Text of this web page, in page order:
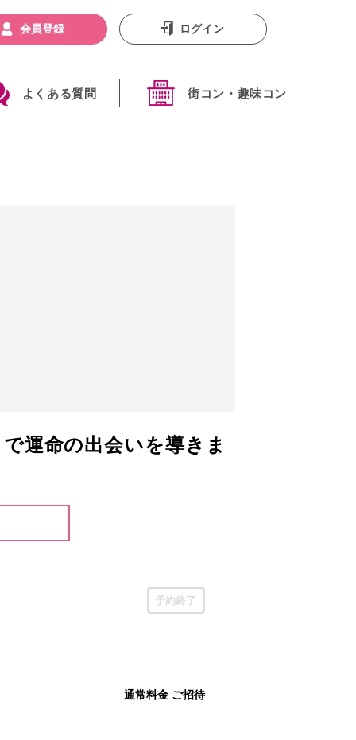
よくある質問 街コン・趣味コン
会員登録 ログイン
運命の出会いを導きま
予約終了
通常料金 ご招待